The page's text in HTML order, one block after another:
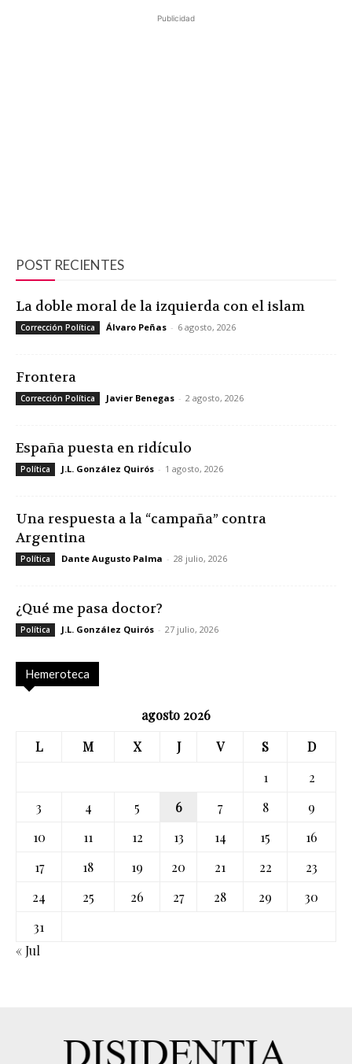
Publicidad
POST RECIENTES
La doble moral de la izquierda con el islam
Corrección Política Álvaro Peñas - 6 agosto, 2026
Frontera
Corrección Política Javier Benegas - 2 agosto, 2026
España puesta en ridículo
Política J.L. González Quirós - 1 agosto, 2026
Una respuesta a la “campaña” contra
Argentina
Política Dante Augusto Palma - 28 julio, 2026
¿Qué me pasa doctor?
Política J.L. González Quirós - 27 julio, 2026
Hemeroteca
agosto 2026
L
M X J V S
D
1
2
3
4 5 6 7 8
9
10
11 12 13 14 15
16
17
18 19 20 21 22
23
24
25 26 27 28 29
30
31
« Jul